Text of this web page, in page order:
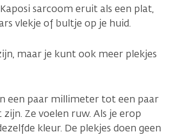
sarcoom eruit als een plat,
vlekje of bultje op je huid.
maar je kunt ook meer plekjes
een paar millimeter tot een paar
Ze voelen ruw. Als je erop
kleur. De plekjes doen geen